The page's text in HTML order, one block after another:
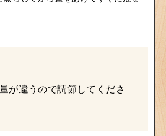
が違うので調節してくださ